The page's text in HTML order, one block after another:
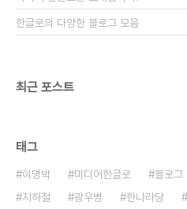
한글로의 다양한 블로그 모음
최근 포스트
태그
이명박 미디어한글로 블로그
지하철
광우병 한나라당